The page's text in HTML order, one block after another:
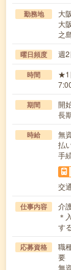
勤務地
大
大
之
曜日頻度 週
時間
★1
期間
開
長
時給
無
払
手
交
仕事内容
介
＊
す
応募資格
職
要
無